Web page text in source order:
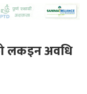
लकइन अवधि